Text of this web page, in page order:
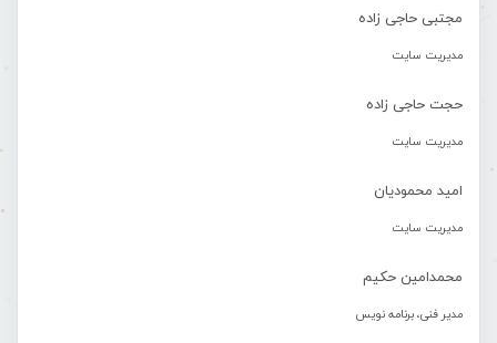
مجتبی حاجی زاده
مدیریت سایت
حجت حاجی زاده
مدیریت سایت
امید محمودیان
مدیریت سایت
محمدامین حکیم
مدیر فنی، برنامه نویس